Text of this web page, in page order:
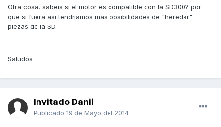
Otra cosa, sabeis si el motor es compatible con la SD300? por
que si fuera asi tendriamos mas posibilidades de "heredar"
piezas de la SD.
Saludos
Invitado Danii
Publicado 19 de Mayo del 2014